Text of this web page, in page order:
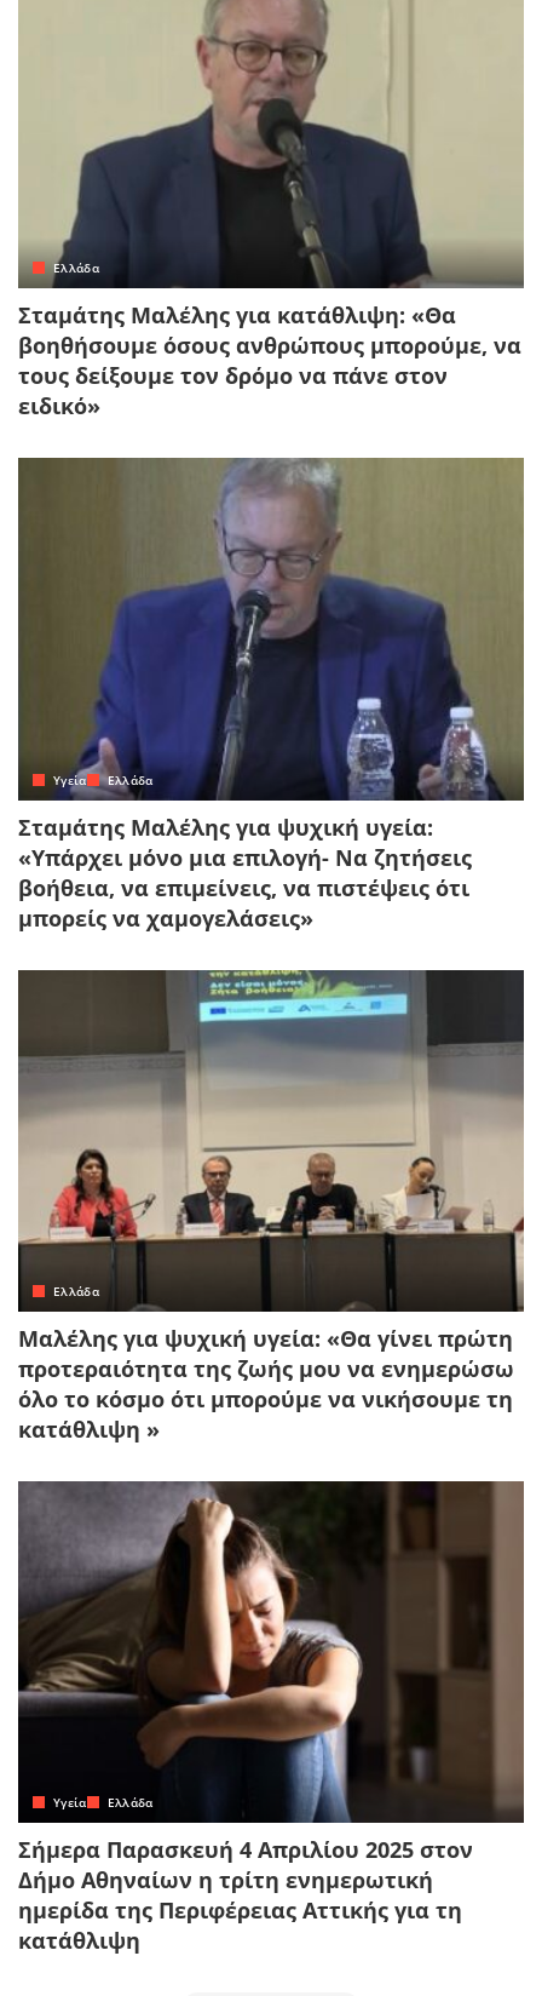
Ελλάδα
Σταμάτης Μαλέλης για κατάθλιψη: «Θα
βοηθήσουμε όσους ανθρώπους μπορούμε, να
τους δείξουμε τον δρόμο να πάνε στον
ειδικό»
Yγεία Ελλάδα
Σταμάτης Μαλέλης για ψυχική υγεία:
«Υπάρχει μόνο μια επιλογή- Να ζητήσεις
βοήθεια, να επιμείνεις, να πιστέψεις ότι
μπορείς να χαμογελάσεις»
Ελλάδα
Μαλέλης για ψυχική υγεία: «Θα γίνει πρώτη
προτεραιότητα της ζωής μου να ενημερώσω
όλο το κόσμο ότι μπορούμε να νικήσουμε τη
κατάθλιψη »
Yγεία Ελλάδα
Σήμερα Παρασκευή 4 Απριλίου 2025 στον
Δήμο Αθηναίων η τρίτη ενημερωτική
ημερίδα της Περιφέρειας Αττικής για τη
κατάθλιψη